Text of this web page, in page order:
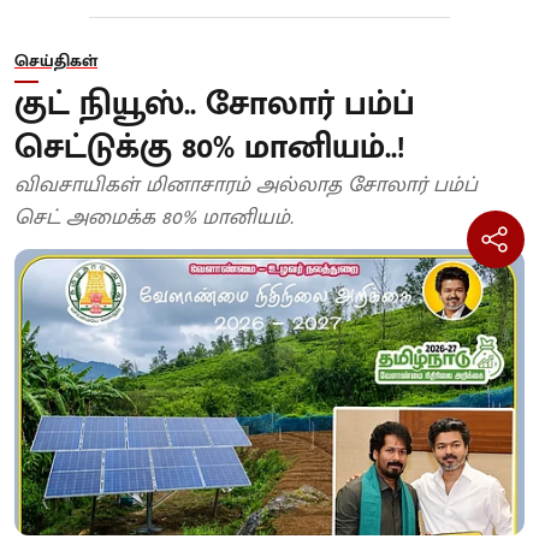
செய்திகள்
குட் நியூஸ்.. சோலார் பம்ப்
செட்டுக்கு 80% மானியம்..!
விவசாயிகள் மினாசாரம் அல்லாத சோலார் பம்ப்
செட் அமைக்க 80% மானியம்.